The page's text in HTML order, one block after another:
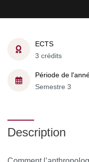
ECTS
3 crédits
Période de
Semestre 3
Description